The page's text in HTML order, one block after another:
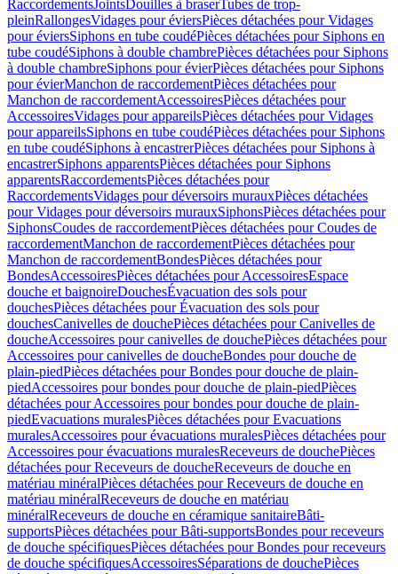
RaccordementsJointsDouilles à braserTubes de trop-
pleinRallongesVidages pour éviersPièces détachées pour Vidages
pour éviersSiphons en tube coudéPièces détachées pour Siphons en
tube coudéSiphons à double chambrePièces détachées pour Siphons
à double chambreSiphons pour évierPièces détachées pour Siphons
pour évierManchon de raccordementPièces détachées pour
Manchon de raccordementAccessoiresPièces détachées pour
AccessoiresVidages pour appareilsPièces détachées pour Vidages
pour appareilsSiphons en tube coudéPièces détachées pour Siphons
en tube coudéSiphons à encastrerPièces détachées pour Siphons à
encastrerSiphons apparentsPièces détachées pour Siphons
apparentsRaccordementsPièces détachées pour
RaccordementsVidages pour déversoirs murauxPièces détachées
pour Vidages pour déversoirs murauxSiphonsPièces détachées pour
SiphonsCoudes de raccordementPièces détachées pour Coudes de
raccordementManchon de raccordementPièces détachées pour
Manchon de raccordementBondesPièces détachées pour
BondesAccessoiresPièces détachées pour AccessoiresEspace
douche et baignoireDouchesÉvacuation des sols pour
douchesPièces détachées pour Évacuation des sols pour
douchesCanivelles de douchePièces détachées pour Canivelles de
doucheAccessoires pour canivelles de douchePièces détachées pour
Accessoires pour canivelles de doucheBondes pour douche de
plain-piedPièces détachées pour Bondes pour douche de plain-
piedAccessoires pour bondes pour douche de plain-piedPièces
détachées pour Accessoires pour bondes pour douche de plain-
piedEvacuations muralesPièces détachées pour Evacuations
muralesAccessoires pour évacuations muralesPièces détachées pour
Accessoires pour évacuations muralesReceveurs de douchePièces
détachées pour Receveurs de doucheReceveurs de douche en
matériau minéralPièces détachées pour Receveurs de douche en
matériau minéralReceveurs de douche en matériau
minéralReceveurs de douche en céramique sanitaireBâti-
supportsPièces détachées pour Bâti-supportsBondes pour receveurs
de douche spécifiquesPièces détachées pour Bondes pour receveurs
de douche spécifiquesAccessoiresSéparations de douchePièces